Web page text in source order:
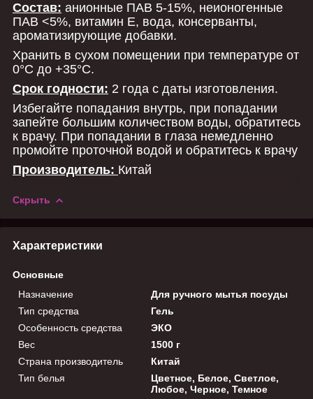
Состав: анионные ПАВ 5-15%, неионогенные
ПАВ ˂5%, витамин Е, вода, консерванты,
ароматизирующие добавки.
Хранить в сухом помещении при температуре от
0°С до +35°С.
Срок годности: 2 года с даты изготовления.
Избегайте попадания внутрь, при попадании
запейте большим количеством воды, обратитесь
к врачу. При попадании в глаза немедленно
промойте проточной водой и обратитесь к врачу
Производитель: Китай
Скрыть
Характеристики
Основные
Назначение
Для ручного мытья посуды
Тип средства
Гель
Особенность средства
ЭКО
Вес
1500 г
Страна производитель
Китай
Тип белья
Цветное, Белое, Светлое,
Любое, Черное, Темное